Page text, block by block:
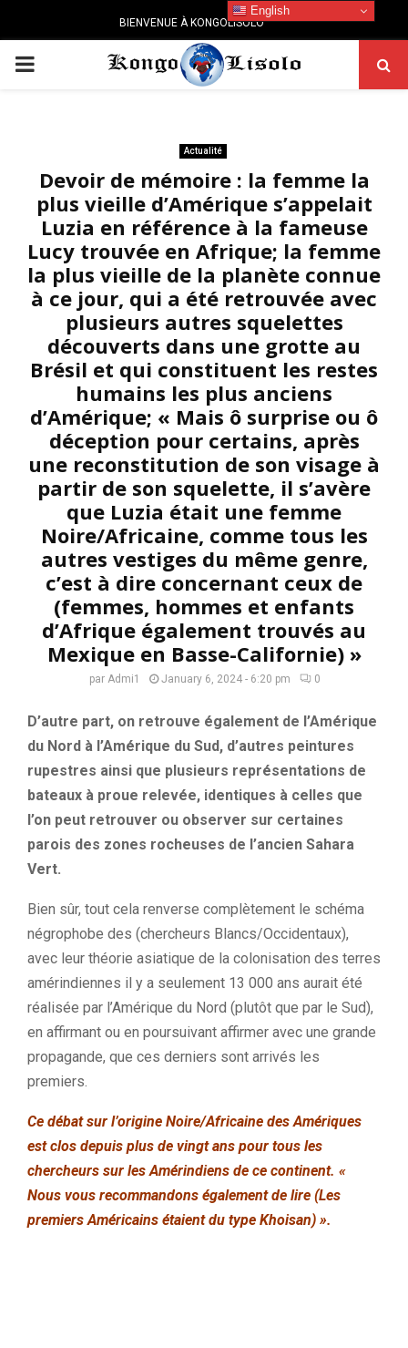
BIENVENUE À KONGOLISOLO
PRIMARY
Actualité
Devoir de mémoire : la femme la
plus vieille d’Amérique s’appelait
Luzia en référence à la fameuse
Lucy trouvée en Afrique; la femme
la plus vieille de la planète connue
à ce jour, qui a été retrouvée avec
plusieurs autres squelettes
découverts dans une grotte au
Brésil et qui constituent les restes
humains les plus anciens
d’Amérique; « Mais ô surprise ou ô
déception pour certains, après
une reconstitution de son visage à
partir de son squelette, il s’avère
que Luzia était une femme
Noire/Africaine, comme tous les
autres vestiges du même genre,
c’est à dire concernant ceux de
(femmes, hommes et enfants
d’Afrique également trouvés au
Mexique en Basse-Californie) »
par Admi1 January 6, 2024 - 6:20 pm 0
D’autre part, on retrouve également de l’Amérique
du Nord à l’Amérique du Sud, d’autres peintures
rupestres ainsi que plusieurs représentations de
bateaux à proue relevée, identiques à celles que
l’on peut retrouver ou observer sur certaines
parois des zones rocheuses de l’ancien Sahara
Vert.
Bien sûr, tout cela renverse complètement le schéma
négrophobe des (chercheurs Blancs/Occidentaux),
avec leur théorie asiatique de la colonisation des terres
amérindiennes il y a seulement 13 000 ans aurait été
réalisée par l’Amérique du Nord (plutôt que par le Sud),
en affirmant ou en poursuivant affirmer avec une grande
propagande, que ces derniers sont arrivés les
premiers.
Ce débat sur l’origine Noire/Africaine des Amériques
est clos depuis plus de vingt ans pour tous les
chercheurs sur les Amérindiens de ce continent. «
Nous vous recommandons également de lire (Les
premiers Américains étaient du type Khoisan) ».
English